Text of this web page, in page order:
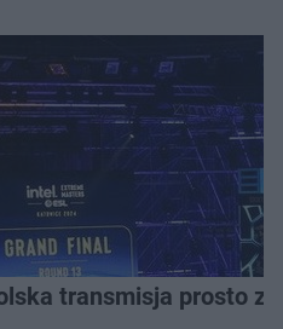
transmisja prosto